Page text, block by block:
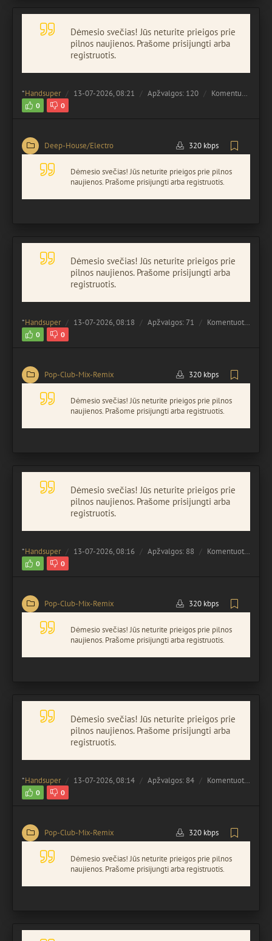
Dėmesio svečias! Jūs neturite prieigos prie
pilnos naujienos. Prašome prisijungti arba
registruotis.
*Handsuper 13-07-2026, 08:21 Apžvalgos: 120 Komentuota:
0 0
Deep-House/Electro 320 kbps
Dėmesio svečias! Jūs neturite prieigos prie pilnos
naujienos. Prašome prisijungti arba registruotis.
Dėmesio svečias! Jūs neturite prieigos prie
pilnos naujienos. Prašome prisijungti arba
registruotis.
*Handsuper 13-07-2026, 08:18 Apžvalgos: 71 Komentuota:
0 0
Pop-Club-Mix-Remix 320 kbps
Dėmesio svečias! Jūs neturite prieigos prie pilnos
naujienos. Prašome prisijungti arba registruotis.
Dėmesio svečias! Jūs neturite prieigos prie
pilnos naujienos. Prašome prisijungti arba
registruotis.
*Handsuper 13-07-2026, 08:16 Apžvalgos: 88 Komentuota:
0 0
Pop-Club-Mix-Remix 320 kbps
Dėmesio svečias! Jūs neturite prieigos prie pilnos
naujienos. Prašome prisijungti arba registruotis.
Dėmesio svečias! Jūs neturite prieigos prie
pilnos naujienos. Prašome prisijungti arba
registruotis.
*Handsuper 13-07-2026, 08:14 Apžvalgos: 84 Komentuota:
0 0
Pop-Club-Mix-Remix 320 kbps
Dėmesio svečias! Jūs neturite prieigos prie pilnos
naujienos. Prašome prisijungti arba registruotis.